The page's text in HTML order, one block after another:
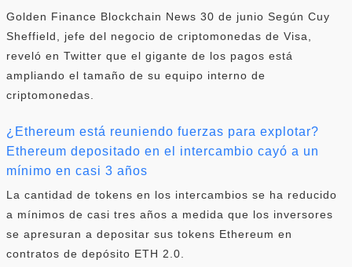
Golden Finance Blockchain News 30 de junio Según Cuy
Sheffield, jefe del negocio de criptomonedas de Visa,
reveló en Twitter que el gigante de los pagos está
ampliando el tamaño de su equipo interno de
criptomonedas.
¿Ethereum está reuniendo fuerzas para explotar?
Ethereum depositado en el intercambio cayó a un
mínimo en casi 3 años
La cantidad de tokens en los intercambios se ha reducido
a mínimos de casi tres años a medida que los inversores
se apresuran a depositar sus tokens Ethereum en
contratos de depósito ETH 2.0.